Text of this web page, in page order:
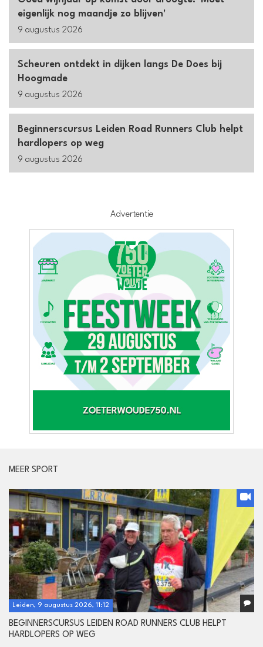
eigenlijk nog maandje zo blijven'
9 augustus 2026
Scheuren ontdekt in dijken langs De Does bij
Hoogmade
9 augustus 2026
Beginnerscursus Leiden Road Runners Club helpt
hardlopers op weg
9 augustus 2026
Advertentie
MEER SPORT
Leiden, 9 augustus 2026, 11:12
BEGINNERSCURSUS LEIDEN ROAD RUNNERS CLUB HELPT
HARDLOPERS OP WEG